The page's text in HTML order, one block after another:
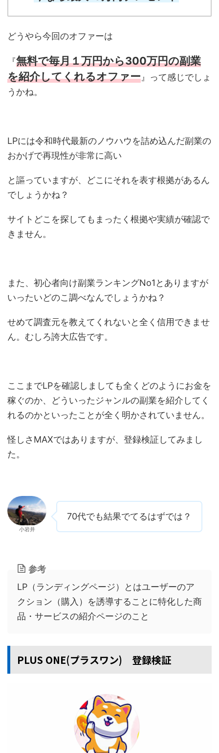
どうやら今回のオファーは
『無料で毎月１万円から300万円の副業
を紹介してくれるオファー 』って感じでしょ
うかね。
LPには令和時代最新のノウハウを詰め込んだ副業の
おかげで再現性が非常に高い
と謳っていますが、どこにそれを表す根拠があるん
でしょうかね？
サイトどこを探してもまったく根拠や実績が確認で
きません。
また、初心者向け副業ランキングNo1とありますが
いったいどのこ調べなんでしょうかね？
せめて調査元を教えてくれないと全く信用できませ
ん。むしろ誇大広告です。
ここまでLPを確認しましても全くどのようにお金を
稼ぐのか、どういったジャンルの副業を紹介してく
れるのかといったことが全く明かされていません。
怪しさMAXではありますが、登録検証してみまし
た。
小岩井
70代でも結果でてるはずでは？
参考
LP（ランディングページ）とはユーザーのア
クション（購入）を誘導することに特化した商
品・サービスの紹介ページのこと
PLUS ONE(プラスワン) 登録検証